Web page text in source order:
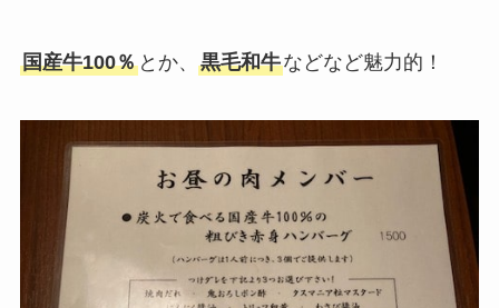
国産牛100％とか、 黒毛和牛などなど魅力的！